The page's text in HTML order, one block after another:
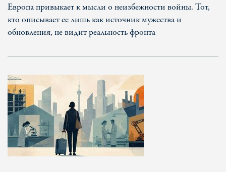
Европа привыкает к мысли о неизбежности войны. Тот,
кто описывает ее лишь как источник мужества и
обновления, не видит реальность фронта